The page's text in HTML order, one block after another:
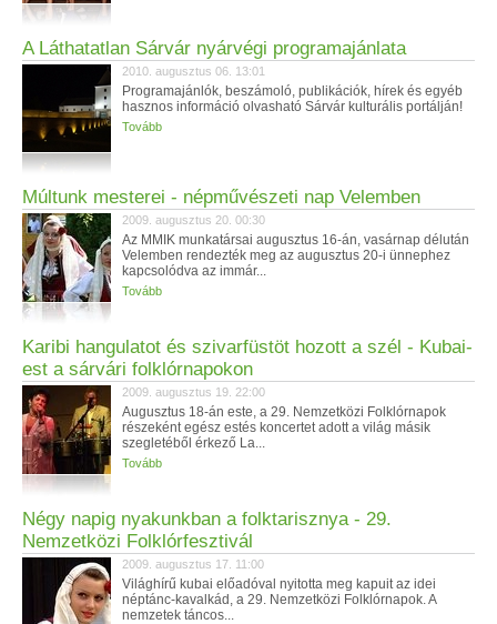
A Láthatatlan Sárvár nyárvégi programajánlata
2010. augusztus 06. 13:01
Programajánlók, beszámoló, publikációk, hírek és egyéb
hasznos információ olvasható Sárvár kulturális portálján!
Tovább
Múltunk mesterei - népművészeti nap Velemben
2009. augusztus 20. 00:30
Az MMIK munkatársai augusztus 16-án, vasárnap délután
Velemben rendezték meg az augusztus 20-i ünnephez
kapcsolódva az immár...
Tovább
Karibi hangulatot és szivarfüstöt hozott a szél - Kubai-
est a sárvári folklórnapokon
2009. augusztus 19. 22:00
Augusztus 18-án este, a 29. Nemzetközi Folklórnapok
részeként egész estés koncertet adott a világ másik
szegletéből érkező La...
Tovább
Négy napig nyakunkban a folktarisznya - 29.
Nemzetközi Folklórfesztivál
2009. augusztus 17. 11:00
Világhírű kubai előadóval nyitotta meg kapuit az idei
néptánc-kavalkád, a 29. Nemzetközi Folklórnapok. A
nemzetek táncos...